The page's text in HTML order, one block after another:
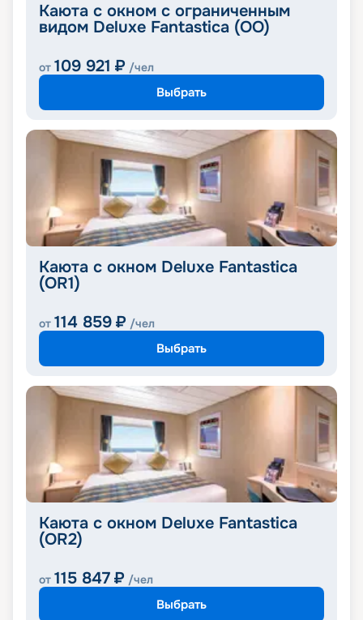
Каюта с окном с ограниченным
видом Deluxe Fantastica (OO)
от 109 921 ₽ /чел
Выбрать
Каюта с окном Deluxe Fantastica
(OR1)
от 114 859 ₽ /чел
Выбрать
Каюта с окном Deluxe Fantastica
(OR2)
от 115 847 ₽ /чел
Выбрать